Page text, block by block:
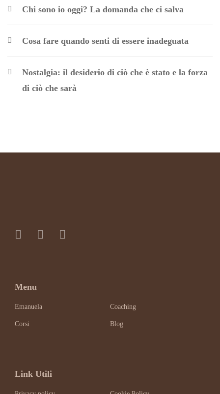
Chi sono io oggi? La domanda che ci salva
Cosa fare quando senti di essere inadeguata
Nostalgia: il desiderio di ciò che è stato e la forza
di ciò che sarà
Menu
Emanuela Coaching
Corsi Blog
Link Utili